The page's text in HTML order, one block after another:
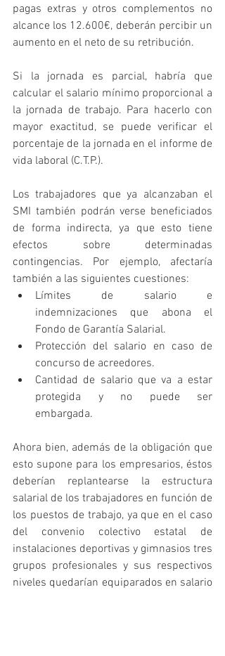
pagas extras y otros complementos no
alcance los 12.600€, deberán percibir un
aumento en el neto de su retribución.
Si la jornada es parcial, habría que
calcular el salario mínimo proporcional a
la jornada de trabajo. Para hacerlo con
mayor exactitud, se puede verificar el
porcentaje de la jornada en el informe de
vida laboral (C.T.P.).
Los trabajadores que ya alcanzaban el
SMI también podrán verse beneficiados
de forma indirecta, ya que esto tiene
efectos sobre determinadas
contingencias. Por ejemplo, afectaría
también a las siguientes cuestiones:
Límites de salario e
indemnizaciones que abona el
Fondo de Garantía Salarial.
Protección del salario en caso de
concurso de acreedores.
Cantidad de salario que va a estar
protegida y no puede ser
embargada.
Ahora bien, además de la obligación que
esto supone para los empresarios, éstos
deberían replantearse la estructura
salarial de los trabajadores en función de
los puestos de trabajo, ya que en el caso
del convenio colectivo estatal de
instalaciones deportivas y gimnasios tres
grupos profesionales y sus respectivos
niveles quedarían equiparados en salario